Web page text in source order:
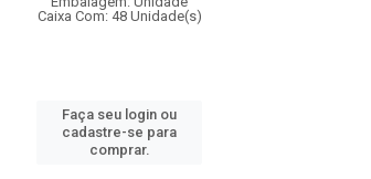
Caixa Com: 48 Unidade(s)
Faça seu login ou
cadastre-se para
comprar.